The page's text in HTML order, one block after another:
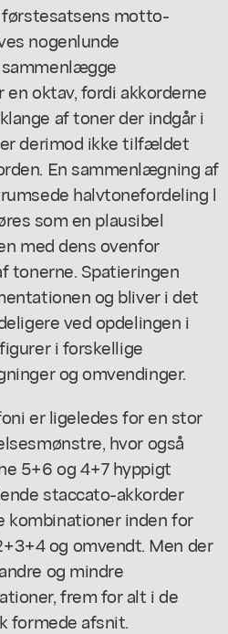
førstesatsens motto-
nogenlunde
oktav, fordi akkorderne
af toner der indgår i
derimod ikke tilfældet
En sammenlægning af
halvtonefordeling l
som en plausibel
med dens ovenfor
tonerne. Spatieringen
og bliver i det
ved opdelingen i
i forskellige
og omvendinger.
er ligeledes for en stor
hvor også
5+6 og 4+7 hyppigt
staccato-akkorder
kombinationer inden for
og omvendt. Men der
og mindre
frem for alt i de
formede afsnit.